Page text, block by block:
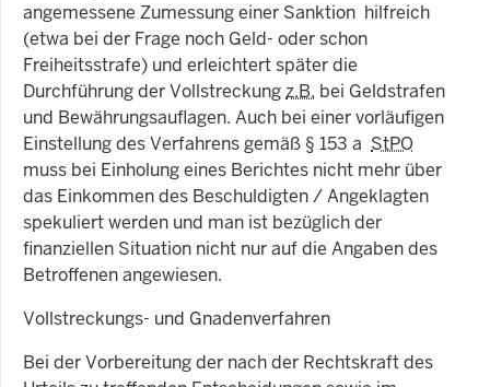
angemessene Zumessung einer Sanktion hilfreich
(etwa bei der Frage noch Geld- oder schon
Freiheitsstrafe) und erleichtert später die
Durchführung der Vollstreckungz.B. bei Geldstrafen
und Bewährungsauflagen. Auch bei einer vorläufigen
Einstellung des Verfahrens gemäß § 153 a StPO
muss bei Einholung eines Berichtes nicht mehr über
das Einkommen des Beschuldigten / Angeklagten
spekuliert werden und man ist bezüglich der
finanziellen Situation nicht nur auf die Angaben des
Betroffenen angewiesen.
Vollstreckungs- und Gnadenverfahren
Bei der Vorbereitung der nach der Rechtskraft des